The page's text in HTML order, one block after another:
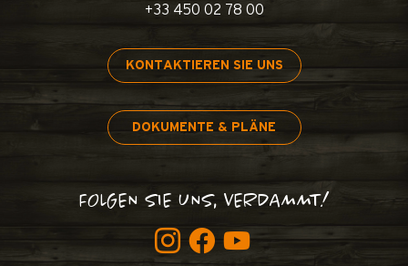
+33 450 02 78 00
KONTAKTIEREN SIE UNS
DOKUMENTE & PLÄNE
FOLGEN SIE UNS, VERDAMMT!